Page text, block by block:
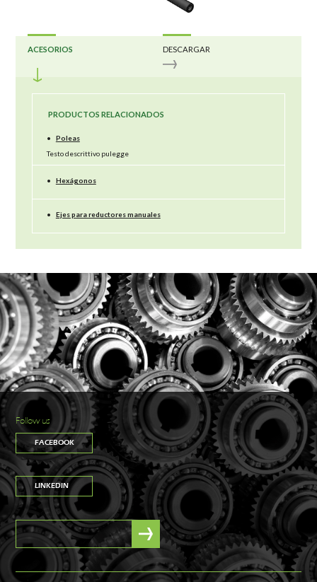
ACESORIOS DESCARGAR
PRODUCTOS RELACIONADOS
•
Poleas
Testo descrittivo pulegge
• Hexágonos
• Ejes para reductores manuales
Follow us
FACEBOOK
LINKEDIN